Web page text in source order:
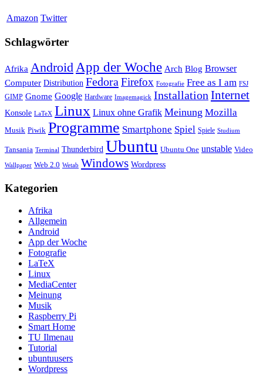
Amazon Twitter
Schlagwörter
Afrika AndroidApp der Woche Arch Blog Browser
Computer Distribution Fedora Firefox Fotografie Free as I am FSJ
GIMP Gnome Google Hardware Imagemagick Installation Internet
Konsole LaTeX Linux Linux ohne Grafik Meinung Mozilla
Musik Piwik Programme Smartphone Spiel Spiele Studium
Tansania Terminal Thunderbird Ubuntu Ubuntu One unstable Video
Wallpaper Web 2.0 Wetab Windows Wordpress
Kategorien
Afrika
Allgemein
Android
App der Woche
Fotografie
LaTeX
Linux
MediaCenter
Meinung
Musik
Raspberry Pi
Smart Home
TU Ilmenau
Tutorial
ubuntuusers
Wordpress